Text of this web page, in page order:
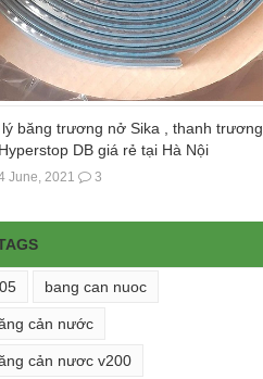
băng trương nở Sika , thanh trương
DB giá rẻ tại Hà Nội
June, 2021 3
bang can nuoc
cản nước
cản nươc v200